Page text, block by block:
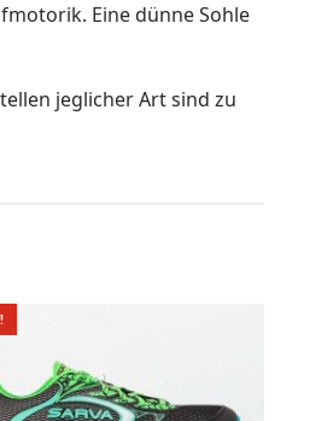
Eine dünne Sohle
jeglicher Art sind zu